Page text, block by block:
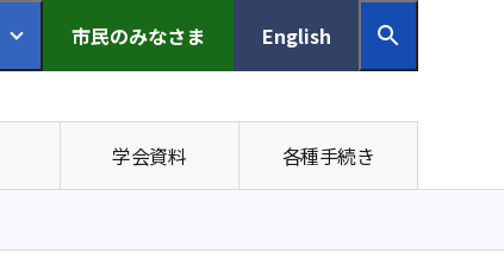
市民のみなさま English
学会資料 各種手続き